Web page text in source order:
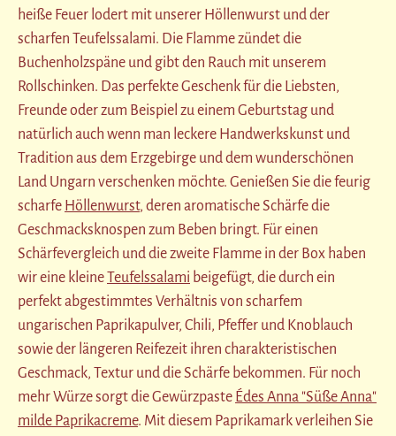
heiße Feuer lodert mit unserer Höllenwurst und der
scharfen Teufelssalami. Die Flamme zündet die
Buchenholzspäne und gibt den Rauch mit unserem
Rollschinken. Das perfekte Geschenk für die Liebsten,
Freunde oder zum Beispiel zu einem Geburtstag und
natürlich auch wenn man leckere Handwerkskunst und
Tradition aus dem Erzgebirge und dem wunderschönen
Land Ungarn verschenken möchte. Genießen Sie die feurig
scharfe Höllenwurst, deren aromatische Schärfe die
Geschmacksknospen zum Beben bringt. Für einen
Schärfevergleich und die zweite Flamme in der Box haben
wir eine kleineTeufelssalami beigefügt, die durch ein
perfekt abgestimmtes Verhältnis von scharfem
ungarischen Paprikapulver, Chili, Pfeffer und Knoblauch
sowie der längeren Reifezeit ihren charakteristischen
Geschmack, Textur und die Schärfe bekommen. Für noch
mehr Würze sorgt die Gewürzpaste Édes Anna "Süße Anna"
milde Paprikacreme. Mit diesem Paprikamark verleihen Sie